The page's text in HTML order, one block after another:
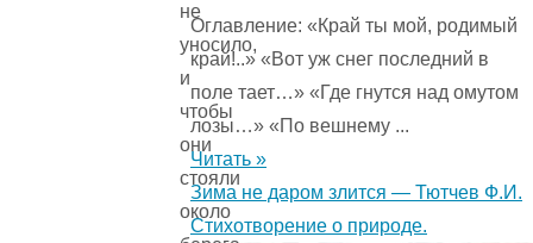
не
уносило,
и
чтобы
они
стояли
около
Оглавление: «Край ты мой, родимый
край!..» «Вот уж снег последний в
поле тает…» «Где гнутся над омутом
лозы…» «По вешнему ...
Читать »
Зима не даром злится — Тютчев Ф.И.
Стихотворение о природе.